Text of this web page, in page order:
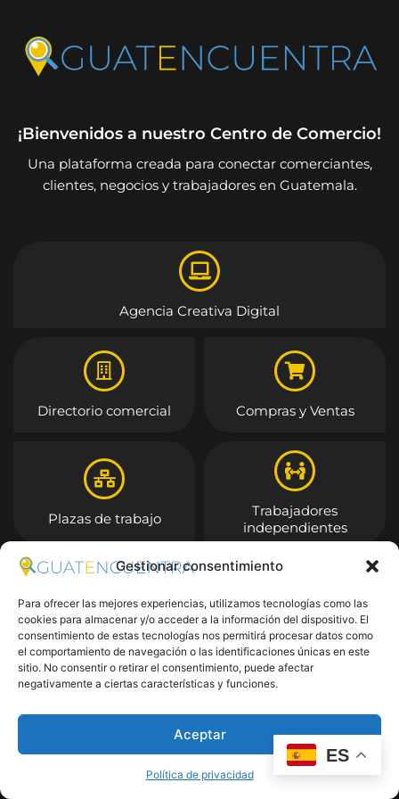
Gestionar consentimiento
Para ofrecer las mejores experiencias, utilizamos tecnologías como las
cookies para almacenar y/o acceder a la información del dispositivo. El
consentimiento de estas tecnologías nos permitirá procesar datos como
el comportamiento de navegación o las identificaciones únicas en este
sitio. No consentir o retirar el consentimiento, puede afectar
negativamente a ciertas características y funciones.
Aceptar
Política de privacidad
¡Bienvenidos a nuestro Centro de Comercio!
Una plataforma creada para conectar comerciantes,
clientes, negocios y trabajadores en Guatemala.
Agencia Creativa Digital
Directorio comercial Compras y Ventas
Plazas de trabajo
Trabajadores
independientes
Entrar
ES